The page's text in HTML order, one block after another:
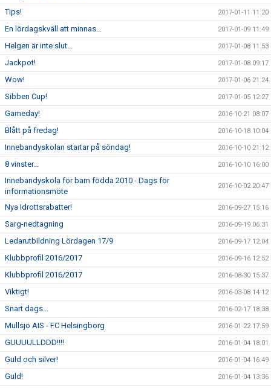
Tips! 2017-01-11 11:20
En lördagskväll att minnas... 2017-01-09 11:49
Helgen är inte slut... 2017-01-08 11:53
Jackpot! 2017-01-08 09:17
Wow! 2017-01-06 21:24
Sibben Cup! 2017-01-05 12:27
Gameday! 2016-10-21 08:07
Blått på fredag! 2016-10-18 10:04
Innebandyskolan startar på söndag! 2016-10-10 21:12
8 vinster... 2016-10-10 16:00
Innebandyskola för barn födda 2010 - Dags för
informationsmöte
2016-10-02 20:47
Nya Idrottsrabatter! 2016-09-27 15:16
Sarg-nedtagning 2016-09-19 06:31
Ledarutbildning Lördagen 17/9 2016-09-17 12:04
Klubbprofil 2016/2017 2016-09-16 12:52
Klubbprofil 2016/2017 2016-08-30 15:37
Viktigt! 2016-03-08 14:12
Snart dags... 2016-02-17 18:38
Mullsjö AIS - FC Helsingborg 2016-01-22 17:59
GUUUULLDDD!!!! 2016-01-04 18:01
Guld och silver! 2016-01-04 16:49
Guld! 2016-01-04 13:36